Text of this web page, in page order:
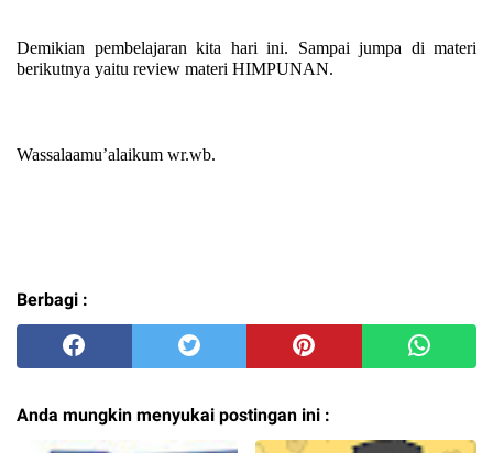
Demikian pembelajaran kita hari ini. Sampai jumpa di materi
berikutnya yaitu review materi HIMPUNAN.
Wassalaamu’alaikum wr.wb.
Berbagi :
Anda mungkin menyukai postingan ini :